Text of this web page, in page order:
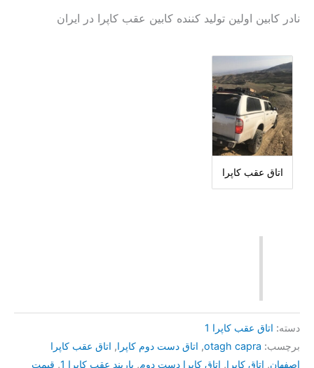
نادر كابين اولين توليد كننده كابين عقب كاپرا در ايران
اتاق عقب كاپرا
دسته: اتاق عقب کاپرا 1
برچسب: otagh capra
, اتاق دست دوم کاپرا, اتاق عقب کاپرا
اصفهان, اتاق کاپرا, اتاق کاپرا دست دوم, باربند عقب کاپرا 1 , قیمت